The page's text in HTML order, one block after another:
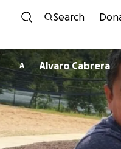
Search
A Alvaro Cabrera